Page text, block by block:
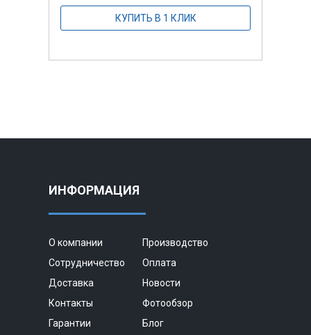
КУПИТЬ В 1 КЛИК
ИНФОРМАЦИЯ
О компании
Производство
Сотрудничество
Оплата
Доставка
Новости
Контакты
Фотообзор
Гарантии
Блог